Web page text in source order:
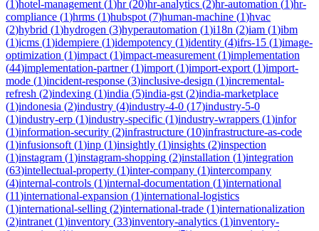
(1)hotel-management (1)hr(20)hr-analytics (2)hr-automation (1)hr-
compliance (1)hrms (1)hubspot (7)human-machine (1)hvac
(2)hybrid (1)hydrogen (3)hyperautomation (1)i18n (2)iam (1)ibm
(1)icms (1)idempiere (1)idempotency (1)identity (4)ifrs-15 (1)image-
optimization (1)impact (1)impact-measurement (1)implementation
(44)implementation-partner(1)import (1)import-export (1)import-
mode (1)incident-response (3)inclusive-design (1)incremental-
refresh (2)indexing (1)india (5)india-gst (2)india-marketplace
(1)indonesia (2)industry (4)industry-4-0 (17)industry-5-0
(1)industry-erp (1)industry-specific (1)industry-wrappers (1)infor
(1)information-security (2)infrastructure (10)infrastructure-as-code
(1)infusionsoft (1)inp (1)insightly (1)insights (2)inspection
(1)instagram (1)instagram-shopping (2)installation (1)integration
(63)intellectual-property (1)inter-company (1)intercompany
(4)internal-controls (1)internal-documentation (1)international
(11)international-expansion (1)international-logistics
(1)international-selling (2)international-trade (1)internationalization
(2)intranet (1)inventory (33)inventory-analytics (1)inventory-